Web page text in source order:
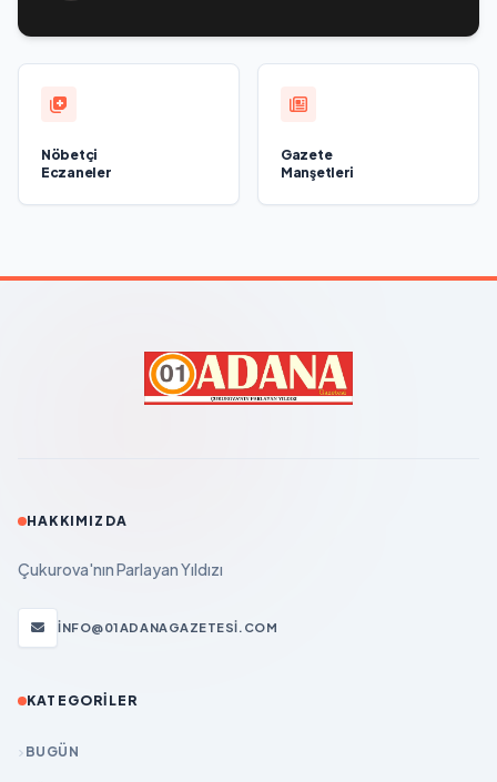
Nöbetçi
Eczaneler
Gazete
Manşetleri
HAKKIMIZDA
Çukurova'nın Parlayan Yıldızı
INFO@01ADANAGAZETESI.COM
KATEGORILER
BUGÜN